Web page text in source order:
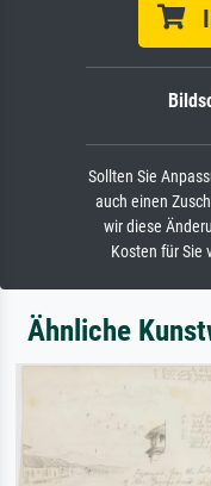
In
Sollten Sie
auch einen
wir diese
Kosten für Sie
Ähnliche